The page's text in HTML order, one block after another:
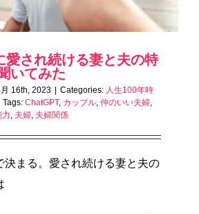
され続ける妻と夫の特
いてみた
16th, 2023 Categories: 人生100年時
Tags: ChatGPT, カップル, 仲のいい夫婦,
力, 夫婦, 夫婦関係
決まる。愛され続ける妻と夫の